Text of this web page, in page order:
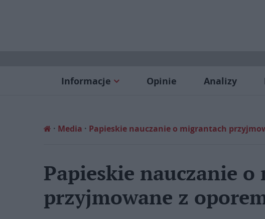
Informacje Opinie Analizy
Media Papieskie nauczanie o migrantach
Papieskie nauczanie
przyjmowane z